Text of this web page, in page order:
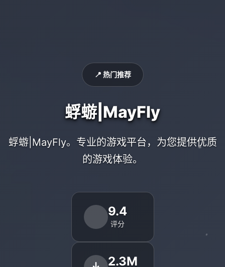
📍 热门推荐
蜉蝣|MayFly
蜉蝣|MayFly。专业的游戏平台，为您提供优质
的游戏体验。
9.4
评分
2.3M